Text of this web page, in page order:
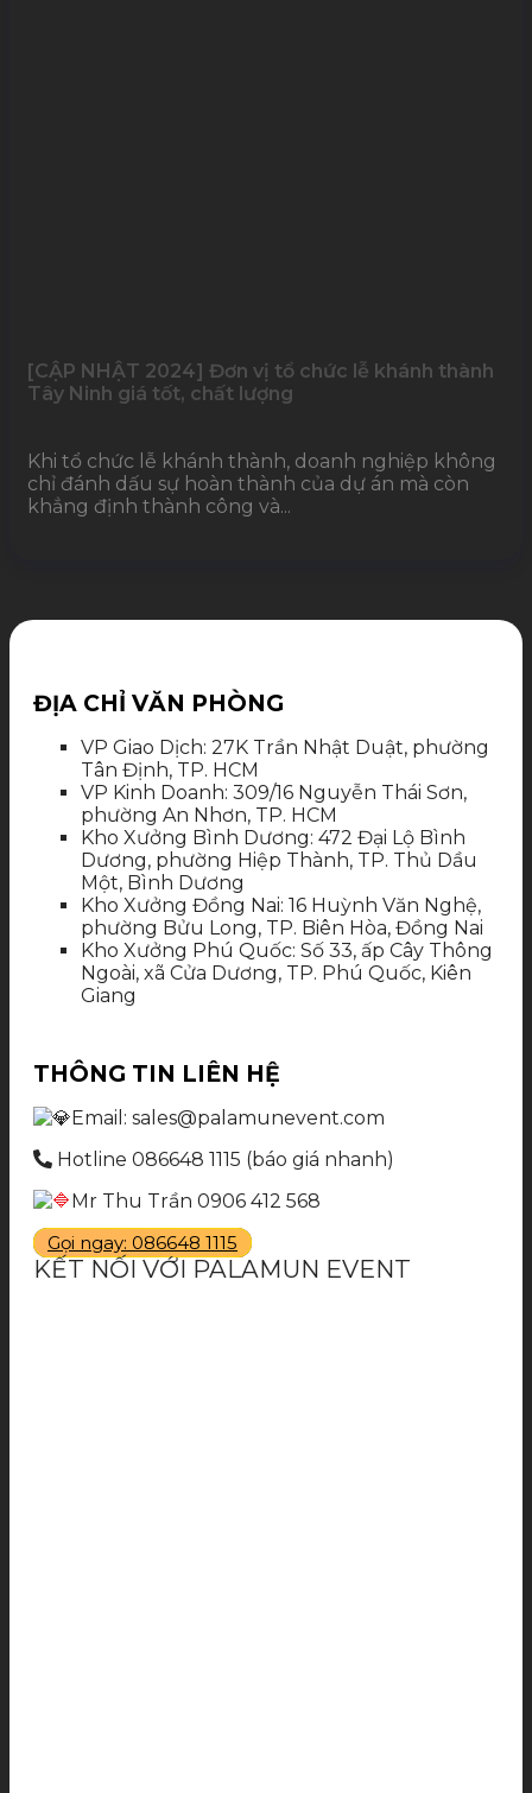
[CẬP NHẬT 2024] Đơn vị tổ chức lễ khánh thành
Tây Ninh giá tốt, chất lượng
Khi tổ chức lễ khánh thành, doanh nghiệp không
chỉ đánh dấu sự hoàn thành của dự án mà còn
khẳng định thành công và...
ĐỊA CHỈ VĂN PHÒNG
VP Giao Dịch: 27K Trần Nhật Duật, phường
Tân Định, TP. HCM
VP Kinh Doanh: 309/16 Nguyễn Thái Sơn,
phường An Nhơn, TP. HCM
Kho Xưởng Bình Dương: 472 Đại Lộ Bình
Dương, phường Hiệp Thành, TP. Thủ Dầu
Một, Bình Dương
Kho Xưởng Đồng Nai: 16 Huỳnh Văn Nghệ,
phường Bửu Long, TP. Biên Hòa, Đồng Nai
Kho Xưởng Phú Quốc: Số 33, ấp Cây Thông
Ngoài, xã Cửa Dương, TP. Phú Quốc, Kiên
Giang
THÔNG TIN LIÊN HỆ
Email: sales@palamunevent.com
Hotline 086648 1115 (báo giá nhanh)
Mr Thu Trần 0906 412 568
Gọi ngay: 086648 1115
KẾT NỐI VỚI PALAMUN EVENT